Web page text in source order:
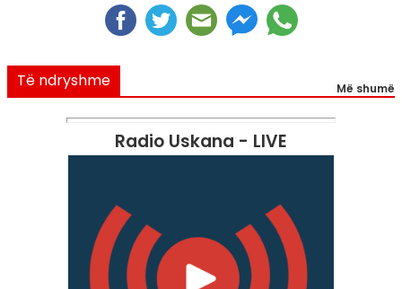
Të ndryshme Më shumë
Radio Uskana - LIVE